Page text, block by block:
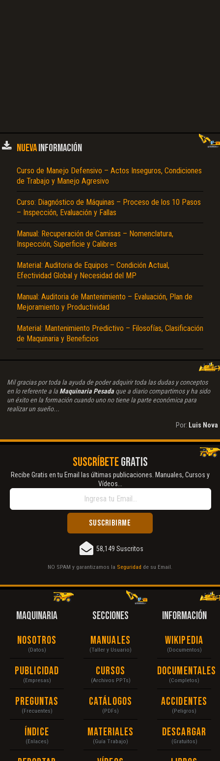
NUEVAINFORMACIÓN
Curso de Manejo Defensivo – Actos Inseguros, Condiciones
de Trabajo y Manejo Agresivo
Curso: Diagnóstico de Máquinas – Proceso de los 10 Pasos
– Inspección, Evaluación y Fallas
Manual: Recuperación de Camisas – Nomenclatura,
Inspección, Superficie y Calibres
Material: Auditoria de Equipos – Condición Actual,
Efectividad Global y Necesidad del MP
Manual: Auditoria de Mantenimiento – Evaluación, Plan de
Mejoramiento y Productividad
Material: Mantenimiento Predictivo – Filosofías, Clasificación
de Maquinaria y Beneficios
Mil gracias por toda la ayuda de poder adquirir toda las dudas y conceptos
en lo referente a la Maquinaria Pesadaque a diario compartimos y ha sido
un éxito en la formación cuando uno no tiene la parte económica para
realizar un sueño...
Por: Luis Nova
SUSCRÍBETEGRATIS
Recibe Gratis en tu Email las últimas publicaciones. Manuales, Cursos y
Vídeos...
58,149 Suscritos
NO SPAM y garantizamos la Seguridad de su Email.
MAQUINARIA
Nosotros
(Datos)
Publicidad
(Empresas)
Preguntas
(Frecuentes)
Índice
(Enlaces)
SECCIONES
Manuales
(Taller y Usuario)
Cursos
(Archivos PPTs)
Catálogos
(PDFs)
Materiales
(Guía Trabajo)
INFORMACIÓN
Wikipedia
(Documentos)
Documentales
(Completos)
Accidentes
(Peligros)
Descargar
(Gratuitos)